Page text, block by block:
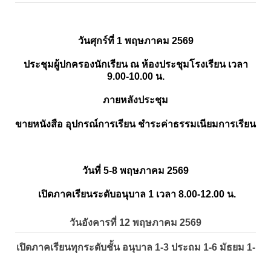
วันศุกร์ที่ 1 พฤษภาคม 2569
ประชุมผู้ปกครองนักเรียน ณ ห้องประชุมโรงเรียน เวลา
9.00-10.00 น.
ภายหลังประชุม
ขายหนังสือ อุปกรณ์การเรียน ชำระค่าธรรมเนียมการเรียน
วันที่ 5-8 พฤษภาคม 2569
เปิดภาคเรียนระดับอนุบาล 1 เวลา 8.00-12.00 น.
วันอังคารที่ 12 พฤษภาคม 2569
เปิดภาคเรียนทุกระดับชั้น อนุบาล 1-3 ประถม 1-6 มัธยม 1-